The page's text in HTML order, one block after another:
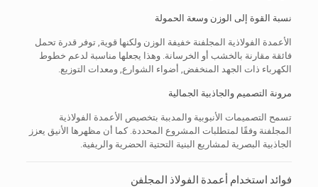
نسبة القوة إلى الوزن وسعة الحمولة
الأعمدة الفولاذية المجلفنة خفيفة الوزن ولكنها قوية, توفر قدرة تحمل
فائقة مقارنة بالخشب أو الخرسانة. وهذا يجعلها مناسبة لدعم خطوط
الكهرباء ذات الجهد المنخفض, أضواء الشوارع, ومعدات التوزيع.
مرونة التصميم والجاذبية الجمالية
تسمح التصميمات الأنبوبية والمدببة بتخصيص الأعمدة الفولاذية
المجلفنة وفقًا لمتطلبات المشروع المحددة. كما أن مظهرها الأنيق يعزز
الجاذبية البصرية لمشاريع البنية التحتية الحضرية والريفية.
فوائد استخدام أعمدة الفولاذ المجلفن